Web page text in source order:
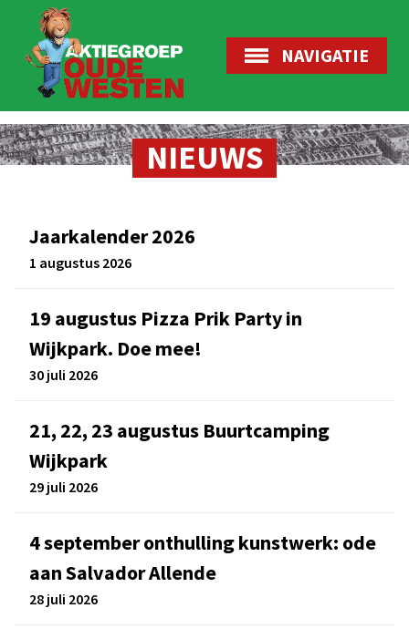
NAVIGATIE
NIEUWS
Jaarkalender 2026
1 augustus 2026
19 augustus Pizza Prik Party in
Wijkpark. Doe mee!
30 juli 2026
21, 22, 23 augustus Buurtcamping
Wijkpark
29 juli 2026
4 september onthulling kunstwerk: ode
aan Salvador Allende
28 juli 2026